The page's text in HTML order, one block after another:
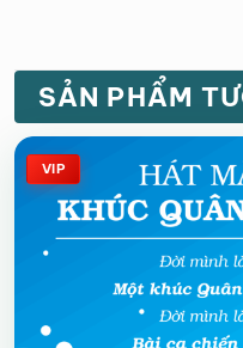
SẢN PHẨM
VIP